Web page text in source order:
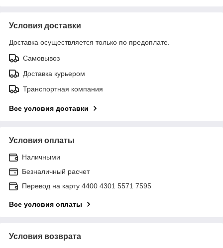
Условия доставки
Доставка осуществляется только по предоплате.
Самовывоз
Доставка курьером
Транспортная компания
Все условия доставки
Условия оплаты
Наличными
Безналичный расчет
Перевод на карту 4400 4301 5571 7595
Все условия оплаты
Условия возврата